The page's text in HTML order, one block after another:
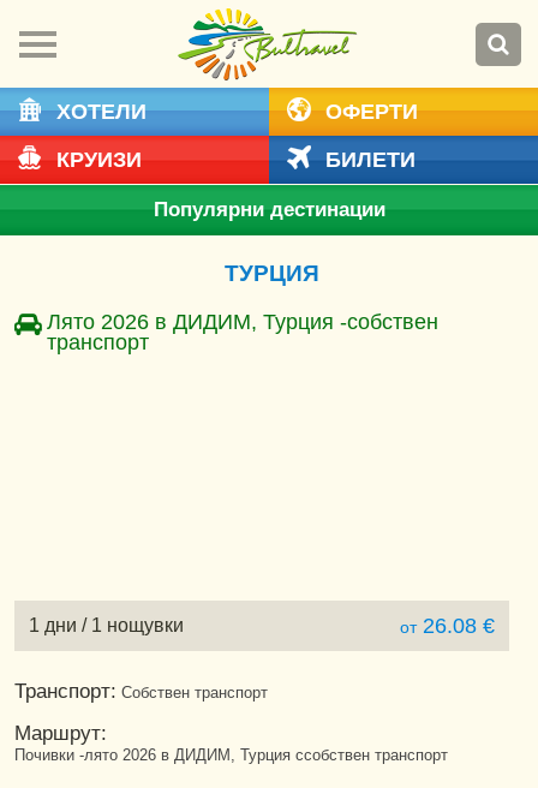
ХОТЕЛИ
ОФЕРТИ
КРУИЗИ
БИЛЕТИ
Популярни дестинации
ТУРЦИЯ
Лято 2026 в ДИДИМ, Турция -собствен
транспорт
1 дни / 1 нощувки от26.08 €
Транспорт: Собствен транспорт
Маршрут:
Почивки -лято 2026 в ДИДИМ, Турция ссобствен транспорт